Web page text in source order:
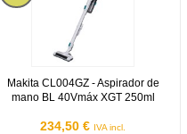
Makita CL004GZ - Aspirador de
mano BL 40Vmáx XGT 250ml
234,50 € IVA incl.